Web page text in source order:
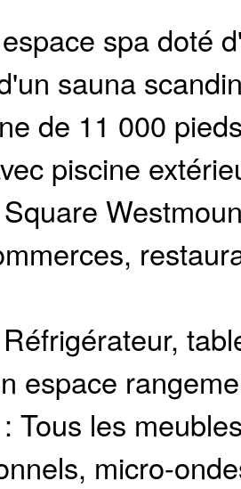
spa doté
sauna
de 11 000
piscine
Réfrigérateur,
espace
Tous les
micro-